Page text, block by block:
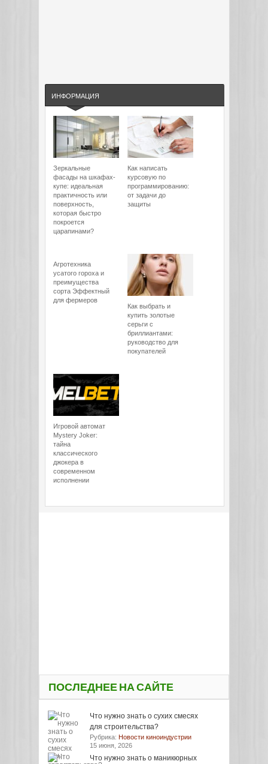
ИНФОРМАЦИЯ
Зеркальные
фасады на шкафах-
купе: идеальная
практичность или
поверхность,
которая быстро
покроется
царапинами?
Как написать
курсовую по
программированию:
от задачи до
защиты
Агротехника
усатого гороха и
преимущества
сорта Эффектный
для фермеров
Как выбрать и
купить золотые
серьги с
бриллиантами:
руководство для
покупателей
Игровой автомат
Mystery Joker:
тайна
классического
джокера в
современном
исполнении
ПОСЛЕДНЕЕ НА САЙТЕ
Что нужно знать о сухих смесях
для строительства?
Рубрика: Новости киноиндустрии
15 июня, 2026
Что нужно знать о маникюрных